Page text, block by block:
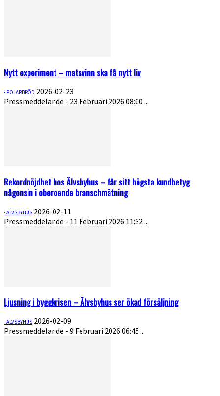
Nytt experiment – matsvinn ska få nytt liv
- POLARBRÖD 2026-02-23
Pressmeddelande - 23 Februari 2026 08:00 ...
Rekordnöjdhet hos Älvsbyhus – får sitt högsta kundbetyg
någonsin i oberoende branschmätning
- ÄLVSBYHUS 2026-02-11
Pressmeddelande - 11 Februari 2026 11:32 ...
Ljusning i byggkrisen – Älvsbyhus ser ökad försäljning
- ÄLVSBYHUS 2026-02-09
Pressmeddelande - 9 Februari 2026 06:45 ...